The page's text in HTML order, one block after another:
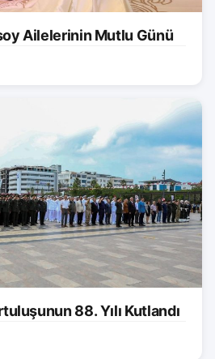
Ailelerinin Mutlu Günü
88. Yılı Kutlandı